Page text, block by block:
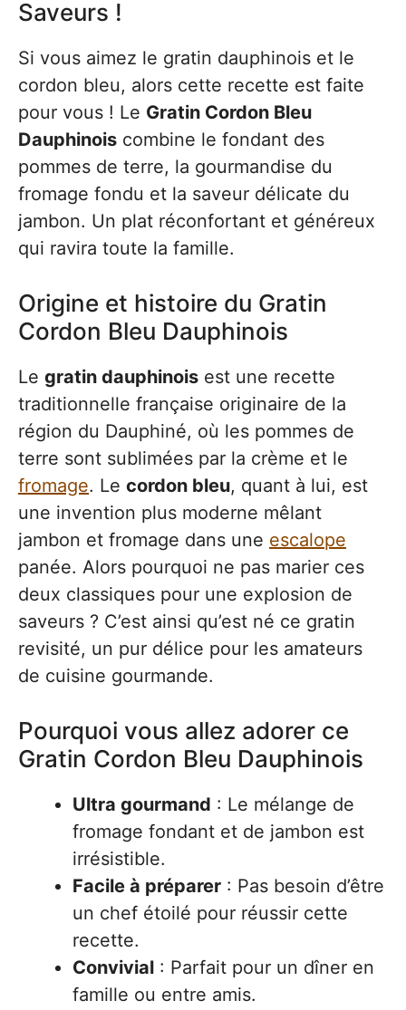
Saveurs !
Si vous aimez le gratin dauphinois et le
cordon bleu, alors cette recette est faite
pour vous ! Le Gratin Cordon Bleu
Dauphinois combine le fondant des
pommes de terre, la gourmandise du
fromage fondu et la saveur délicate du
jambon. Un plat réconfortant et généreux
qui ravira toute la famille.
Origine et histoire du Gratin
Cordon Bleu Dauphinois
Le gratin dauphinois est une recette
traditionnelle française originaire de la
région du Dauphiné, où les pommes de
terre sont sublimées par la crème et le
fromage. Le cordon bleu, quant à lui, est
une invention plus moderne mêlant
jambon et fromage dans une escalope
panée. Alors pourquoi ne pas marier ces
deux classiques pour une explosion de
saveurs ? C’est ainsi qu’est né ce gratin
revisité, un pur délice pour les amateurs
de cuisine gourmande.
Pourquoi vous allez adorer ce
Gratin Cordon Bleu Dauphinois
Ultra gourmand : Le mélange de
fromage fondant et de jambon est
irrésistible.
Facile à préparer : Pas besoin d’être
un chef étoilé pour réussir cette
recette.
Convivial : Parfait pour un dîner en
famille ou entre amis.